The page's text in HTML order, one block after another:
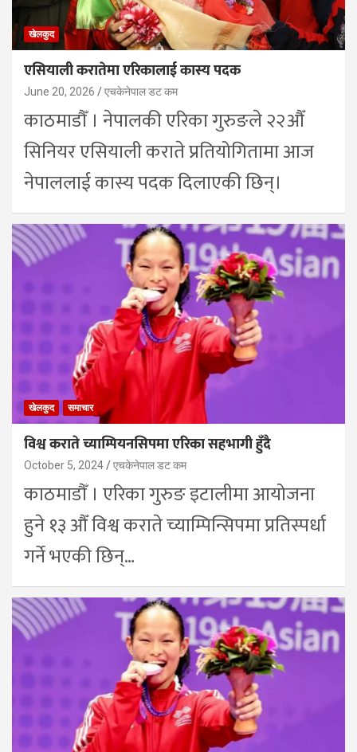
खेलकुद
एसियाली करातेमा एरिकालाई कास्य पदक
June 20, 2026 एचकेनेपाल डट कम
काठमाडौँ । नेपालकी एरिका गुरुङले २२औँ
सिनियर एसियाली कराते प्रतियोगितामा आज
नेपाललाई कास्य पदक दिलाएकी छिन्।
खेलकुद समाचार
विश्व कराते च्याम्पियनसिपमा एरिका सहभागी हुँदै
October 5, 2024 एचकेनेपाल डट कम
काठमाडौँ । एरिका गुरुङ इटालीमा आयोजना
हुने १३ औँ विश्व कराते च्याम्पिन्सिपमा प्रतिस्पर्धा
गर्ने भएकी छिन्…